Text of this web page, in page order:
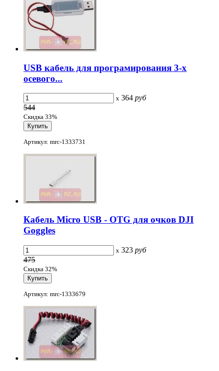
USB кабель для програмирования 3-х
осевого...
x 364 руб
544
Скидка 33%
Артикул: mrc-1333731
Кабель Micro USB - OTG для очков DJI
Goggles
x 323 руб
475
Скидка 32%
Артикул: mrc-1333679